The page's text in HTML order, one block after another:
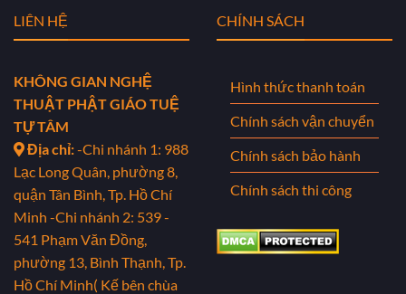
LIÊN HỆ
KHÔNG GIAN NGHỆ
THUẬT PHẬT GIÁO TUỆ
TỰ TÂM
Địa chỉ:-Chi nhánh 1: 988
Lạc Long Quân, phường 8,
quận Tân Bình, Tp. Hồ Chí
Minh -Chi nhánh 2: 539 -
541 Phạm Văn Đồng,
phường 13, Bình Thạnh, Tp.
Hồ Chí Minh( Kế bên chùa
CHÍNH SÁCH
Hình thức thanh toán
Chính sách vận chuyển
Chính sách bảo hành
Chính sách thi công